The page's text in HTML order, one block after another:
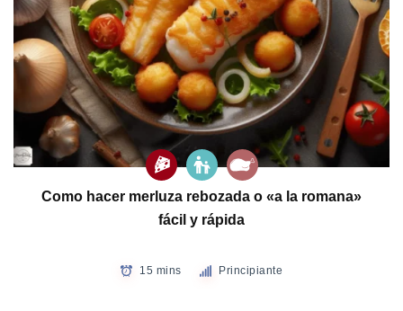
Como hacer merluza rebozada o «a la romana»
fácil y rápida
15 mins Principiante